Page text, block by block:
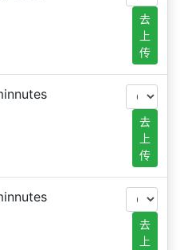
去
上
传
去
上
传
去
上